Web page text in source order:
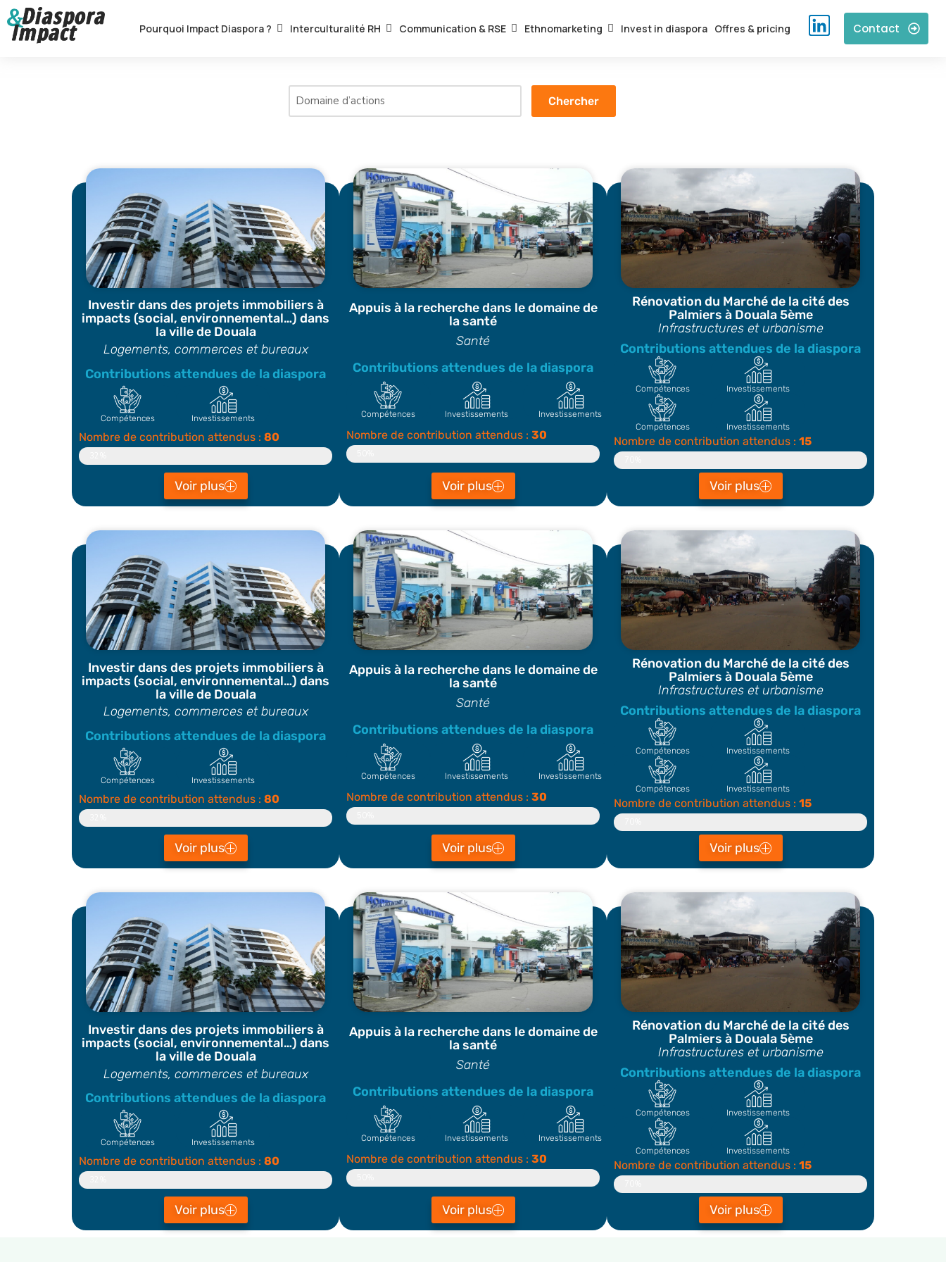
Aller
Pourquoi Impact Diaspora ? Interculturalité RH Communication & RSE Ethnomarketing Invest in diaspora Offres & pricing Contact
Sans
titre
Investir dans des projets immobiliers à
impacts (social, environnemental…) dans
la ville de Douala
Logements, commerces et bureaux
Contributions attendues de la diaspora
Compétences Investissements
Nombre de contribution attendus : 80
Voir plus
Appuis à la recherche dans le domaine de
la santé
Santé
Contributions attendues de la diaspora
Compétences Investissements Investissements
Nombre de contribution attendus : 30
Voir plus
Rénovation du Marché de la cité des
Palmiers à Douala 5ème
Infrastructures et urbanisme
Contributions attendues de la diaspora
Compétences Investissements
Compétences Investissements
Nombre de contribution attendus : 15
Voir plus
Investir dans des projets immobiliers à
impacts (social, environnemental…) dans
la ville de Douala
Logements, commerces et bureaux
Contributions attendues de la diaspora
Compétences Investissements
Nombre de contribution attendus : 80
Voir plus
Appuis à la recherche dans le domaine de
la santé
Santé
Contributions attendues de la diaspora
Compétences Investissements Investissements
Nombre de contribution attendus : 30
Voir plus
Rénovation du Marché de la cité des
Palmiers à Douala 5ème
Infrastructures et urbanisme
Contributions attendues de la diaspora
Compétences Investissements
Compétences Investissements
Nombre de contribution attendus : 15
Voir plus
Investir dans des projets immobiliers à
impacts (social, environnemental…) dans
la ville de Douala
Logements, commerces et bureaux
Contributions attendues de la diaspora
Compétences Investissements
Nombre de contribution attendus : 80
Voir plus
Appuis à la recherche dans le domaine de
la santé
Santé
Contributions attendues de la diaspora
Compétences Investissements Investissements
Nombre de contribution attendus : 30
Voir plus
Rénovation du Marché de la cité des
Palmiers à Douala 5ème
Infrastructures et urbanisme
Contributions attendues de la diaspora
Compétences Investissements
Compétences Investissements
Nombre de contribution attendus : 15
Voir plus